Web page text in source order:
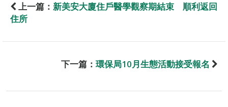
上一篇： 新美安大廈住戶醫學觀察期結束 順利返回
住所
下一篇： 環保局10月生態活動接受報名